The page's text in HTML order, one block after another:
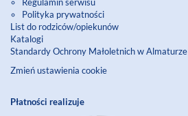
Regulamin serwisu
Polityka prywatności
List do rodziców/opiekunów
Katalogi
Standardy Ochrony Małoletnich w Almaturze
Zmień ustawienia cookie
Płatności realizuje